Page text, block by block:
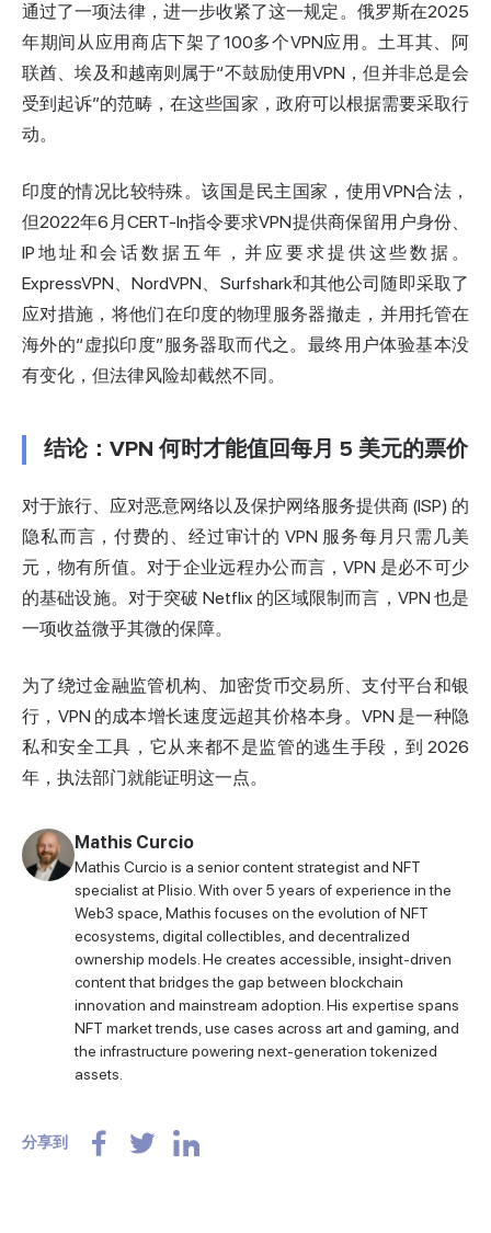
通过了一项法律，进一步收紧了这一规定。俄罗斯在2025
年期间从应用商店下架了100多个VPN应用。土耳其、阿
联酋、埃及和越南则属于“不鼓励使用VPN，但并非总是会
受到起诉”的范畴，在这些国家，政府可以根据需要采取行
动。
印度的情况比较特殊。该国是民主国家，使用VPN合法，
但2022年6月CERT-In指令要求VPN提供商保留用户身份、
IP地址 和会话数据五年，并应要求提供这些数据。
ExpressVPN、NordVPN、Surfshark和其他公司随即采取了
应对措施，将他们在印度的物理服务器撤走，并用托管在
海外的“虚拟印度”服务器取而代之。最终用户体验基本没
有变化，但法律风险却截然不同。
结论：VPN 何时才能值回每月 5 美元的票价
对于旅行、应对恶意网络以及保护网络服务提供商 (ISP) 的
隐私而言，付费的、经过审计的 VPN 服务每月只需几美
元，物有所值。对于企业远程办公而言，VPN 是必不可少
的基础设施。对于突破 Netflix 的区域限制而言，VPN 也是
一项收益微乎其微的保障。
为了绕过金融监管机构、加密货币交易所、支付平台和银
行，VPN 的成本增长速度远超其价格本身。VPN 是一种隐
私和安全工具，它从来都不是监管的逃生手段，到 2026
年，执法部门就能证明这一点。
Mathis Curcio
Mathis Curcio is a senior content strategist and NFT
specialist at Plisio. With over 5 years of experience in the
Web3 space, Mathis focuses on the evolution of NFT
ecosystems, digital collectibles, and decentralized
ownership models. He creates accessible, insight-driven
content that bridges the gap between blockchain
innovation and mainstream adoption. His expertise spans
NFT market trends, use cases across art and gaming, and
the infrastructure powering next-generation tokenized
assets.
分享到